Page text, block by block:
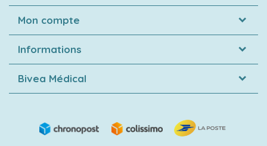
Mon compte
Informations
Bivea Médical